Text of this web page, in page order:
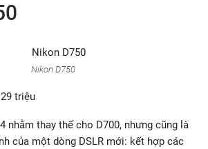
Nikon D750
triệu
nhằm thay thế cho D700, nhưng cũng là
của một dòng DSLR mới: kết hợp các